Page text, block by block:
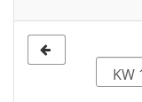
zur